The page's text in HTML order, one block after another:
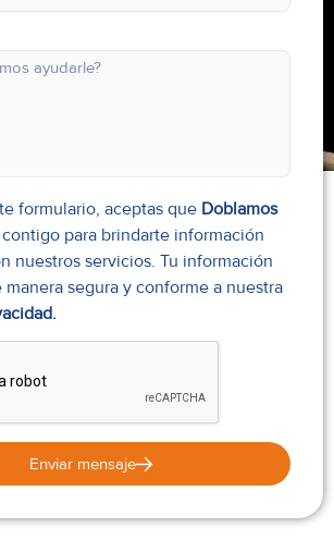
formulario, aceptas que Doblamos
para brindarte información
nuestros servicios. Tu información
manera segura y conforme a nuestra
Enviar mensaje